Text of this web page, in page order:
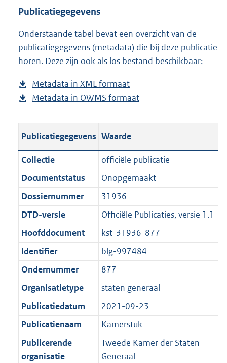
w
l
o
a
p
u
l
c
t
i
e
n
f
o
m
a
a
t
s
a
n
d
g
r
o
t
:
5
8
9
K
b
Publicatiegegevens
Onderstaande tabel bevat een overzicht van de
publicatiegegevens (metadata) die bij deze publicatie
horen. Deze zijn ook als los bestand beschikbaar:
Metadata in XML formaat
e
a
n
d
s
r
o
o
t
t
e
:
1
K
b
Metadata in OWMS formaat
a
n
d
g
r
o
o
t
t
e
:
1
K
b
Publicatiegegevens Waarde
Collectie
officiële publicatie
Documentstatus
Onopgemaakt
Dossiernummer
31936
DTD-versie
Officiële Publicaties, versie 1.1
Hoofddocument
kst-31936-877
Identifier
blg-997484
Ondernummer
877
Organisatietype
staten generaal
Publicatiedatum
2021-09-23
Publicatienaam
Kamerstuk
Publicerende
organisatie
Tweede Kamer der Staten-
Generaal